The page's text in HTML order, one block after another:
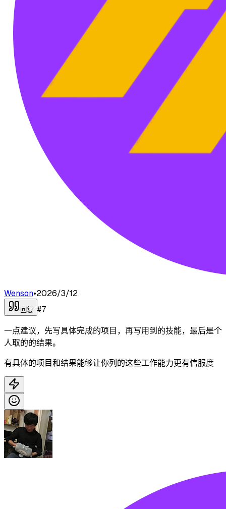
Wenson•2026/3/12
回复 #7
一点建议，先写具体完成的项目，再写用到的技能，最后是个
人取的的结果。
有具体的项目和结果能够让你列的这些工作能力更有信服度